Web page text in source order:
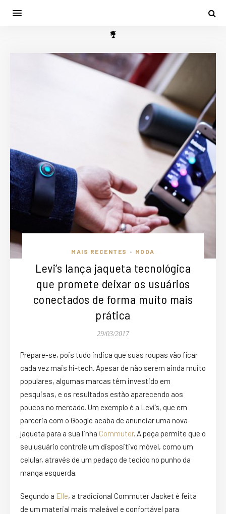
MAIS RECENTES • MODA
Levi’s lança jaqueta tecnológica
que promete deixar os usuários
conectados de forma muito mais
prática
29/03/2017
Prepare-se, pois tudo indica que suas roupas vão ficar
cada vez mais hi-tech. Apesar de não serem ainda muito
populares, algumas marcas têm investido em
pesquisas, e os resultados estão aparecendo aos
poucos no mercado. Um exemplo é a Levi’s, que em
parceria com o Google acaba de anunciar uma nova
jaqueta para a sua linha Commuter. A peça permite que o
seu usuário controle um dispositivo móvel, como um
celular, através de um pedaço de tecido no punho da
manga esquerda.
Segundo a Elle, a tradicional Commuter Jacket é feita
de um material mais maleável e confortável para